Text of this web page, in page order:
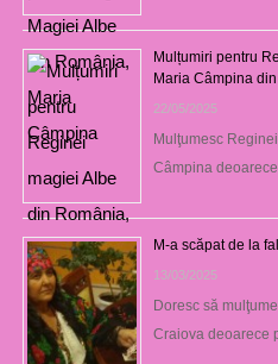
Mulțumiri pentru
Maria Câmpina
22/05/2025
Mulţumesc
Câmpina
M-a scăpat de la
13/03/2025
Doresc să
Craiova deoarece